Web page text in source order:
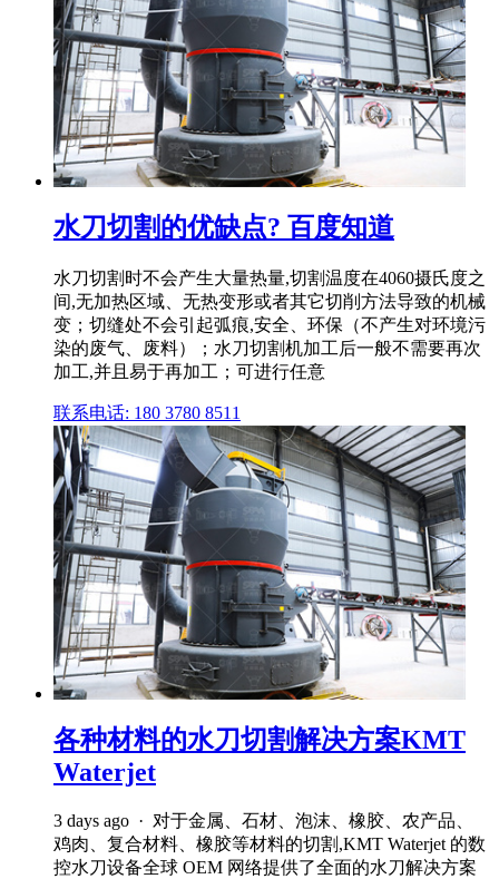
水刀切割的优缺点? 百度知道
水刀切割时不会产生大量热量,切割温度在4060摄氏度之
间,无加热区域、无热变形或者其它切削方法导致的机械
变；切缝处不会引起弧痕,安全、环保（不产生对环境污
染的废气、废料）；水刀切割机加工后一般不需要再次
加工,并且易于再加工；可进行任意
联系电话: 180 3780 8511
各种材料的水刀切割解决方案KMT
Waterjet
3 days ago · 对于金属、石材、泡沫、橡胶、农产品、
鸡肉、复合材料、橡胶等材料的切割,KMT Waterjet 的数
控水刀设备全球 OEM 网络提供了全面的水刀解决方案